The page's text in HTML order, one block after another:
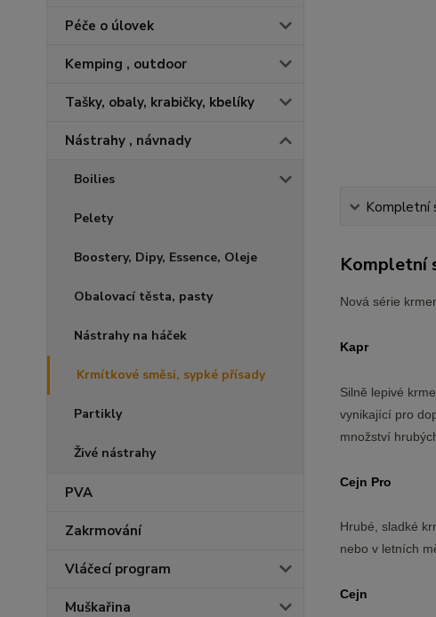
Péče o úlovek
Kemping , outdoor
Tašky, obaly, krabičky, kbelíky
Nástrahy , návnady
Boilies
Pelety
Boostery, Dipy, Essence, Oleje
Obalovací těsta, pasty
Nástrahy na háček
Krmítkové směsi, sypké přísady
Partikly
Živé nástrahy
PVA
Zakrmování
Vláčecí program
Muškařina
Kompletní
Kompletní
Nová série
Kapr
Silně lepivé
vynikající pro
množství
Cejn Pro
Hrubé, sladké
nebo v letních
Cejn